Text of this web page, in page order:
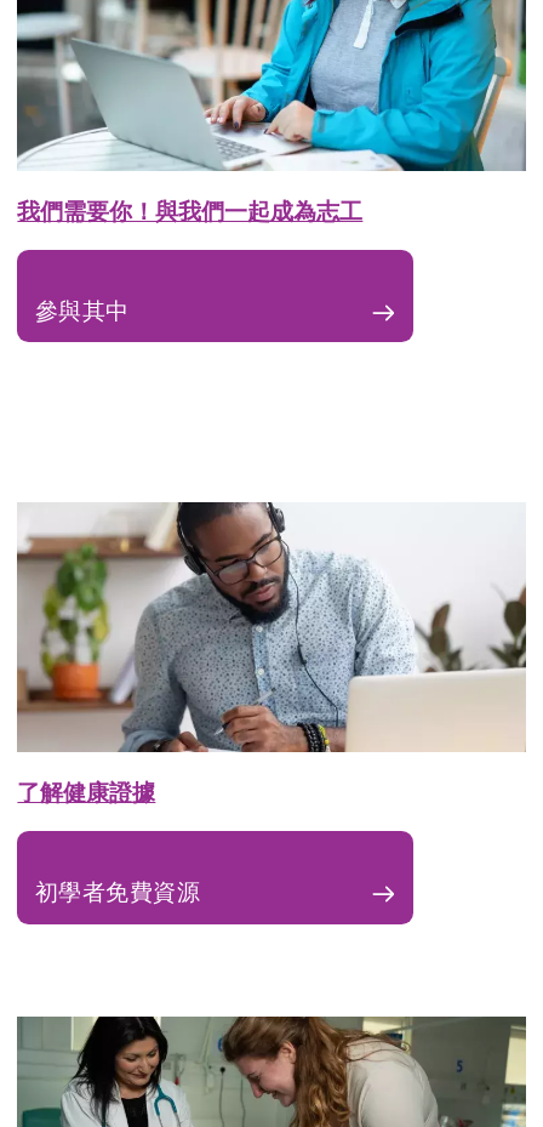
我們需要你！與我們一起成為志工
參與其中
了解健康證據
初學者免費資源